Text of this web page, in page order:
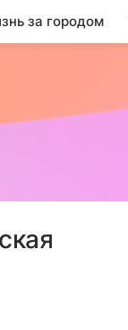
за городом